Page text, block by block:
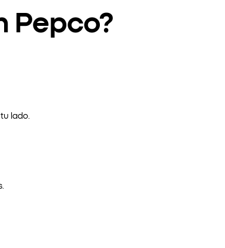
Pepco?
lado.